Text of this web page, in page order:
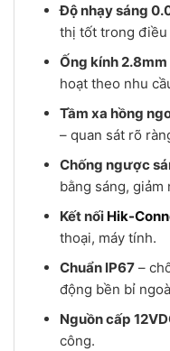
Độ nhạy sáng
thị tốt trong điều
Ống kính
hoạt theo nhu
Tầm xa hồng
– quan sát rõ
Chống ngược
bằng sáng, giảm
Kết nối Hik-
thoại, máy tính.
Chuẩn IP67–
động bền bỉ
Nguồn cấp
công.